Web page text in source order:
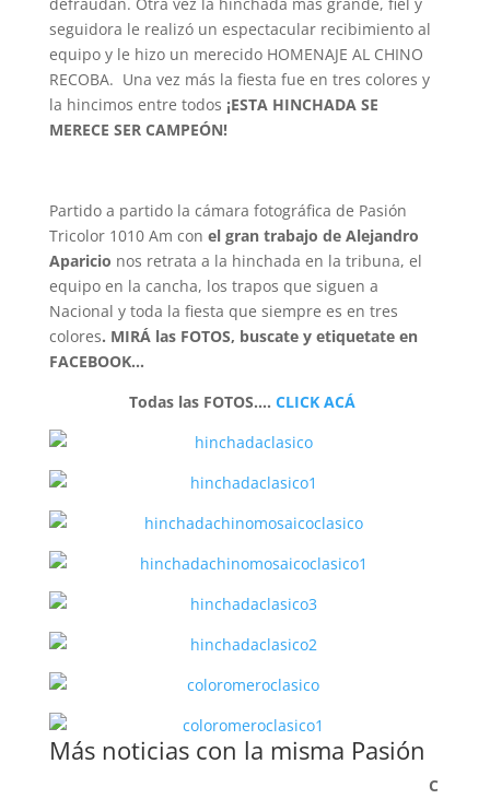
seguidora le realizó un espectacular recibimiento al
equipo y le hizo un merecido HOMENAJE AL CHINO
RECOBA. Una vez más la fiesta fue en tres colores y
la hincimos entre todos ¡ESTA HINCHADA SE
MERECE SER CAMPEÓN!
Partido a partido la cámara fotográfica de Pasión
Tricolor 1010 Am con el gran trabajo de Alejandro
Aparicio nos retrata a la hinchada en la tribuna, el
equipo en la cancha, los trapos que siguen a
Nacional y toda la fiesta que siempre es en tres
colores. MIRÁ las FOTOS, buscate y etiquetate en
FACEBOOK…
Todas las FOTOS….CLICK ACÁ
Más noticias con la misma Pasión
C